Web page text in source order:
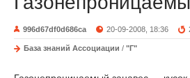
996d67df0d686ca 20-09-2008, 18:36
База знаний Ассоциации / "Г"